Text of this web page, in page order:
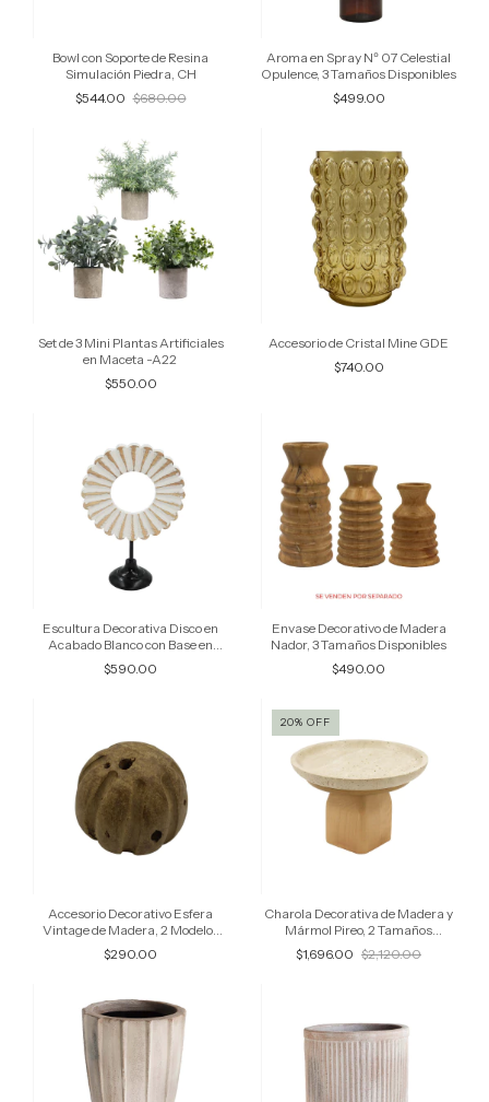
Bowl con Soporte de Resina
Simulación Piedra, CH
$544.00 $680.00
Aroma en Spray Nº 07 Celestial
Opulence, 3 Tamaños Disponibles
$499.00
Set de 3 Mini Plantas Artificiales
en Maceta -A22
$550.00
Accesorio de Cristal Mine GDE
$740.00
Escultura Decorativa Disco en
Acabado Blanco con Base en
Madera y Metal
$590.00
Envase Decorativo de Madera
Nador, 3 Tamaños Disponibles
$490.00
Accesorio Decorativo Esfera
Vintage de Madera, 2 Modelos
Disponibles
$290.00
20% OFF
Charola Decorativa de Madera y
Mármol Pireo, 2 Tamaños
Disponibles
$1,696.00 $2,120.00